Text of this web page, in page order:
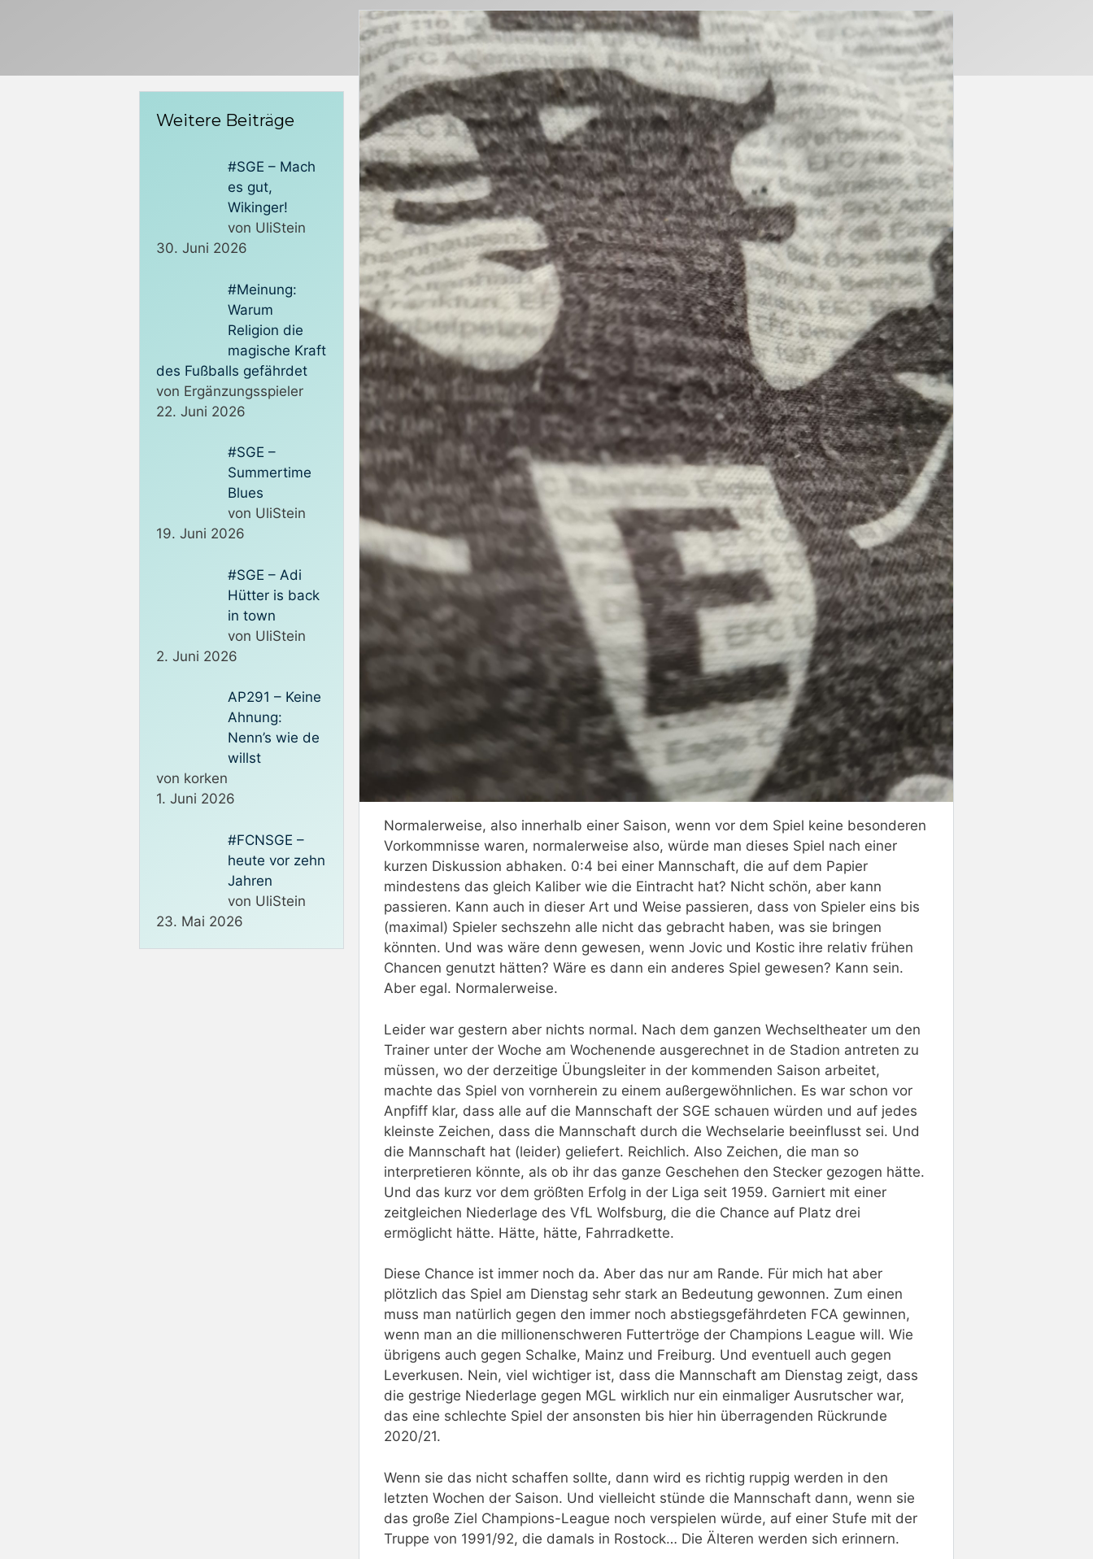
Normalerweise, also innerhalb einer Saison, wenn vor dem Spiel keine besonderen
Vorkommnisse waren, normalerweise also, würde man dieses Spiel nach einer
kurzen Diskussion abhaken. 0:4 bei einer Mannschaft, die auf dem Papier
mindestens das gleich Kaliber wie die Eintracht hat? Nicht schön, aber kann
passieren. Kann auch in dieser Art und Weise passieren, dass von Spieler eins bis
(maximal) Spieler sechszehn alle nicht das gebracht haben, was sie bringen
könnten. Und was wäre denn gewesen, wenn Jovic und Kostic ihre relativ frühen
Chancen genutzt hätten? Wäre es dann ein anderes Spiel gewesen? Kann sein.
Aber egal. Normalerweise.
Leider war gestern aber nichts normal. Nach dem ganzen Wechseltheater um den
Trainer unter der Woche am Wochenende ausgerechnet in de Stadion antreten zu
müssen, wo der derzeitige Übungsleiter in der kommenden Saison arbeitet,
machte das Spiel von vornherein zu einem außergewöhnlichen. Es war schon vor
Anpfiff klar, dass alle auf die Mannschaft der SGE schauen würden und auf jedes
kleinste Zeichen, dass die Mannschaft durch die Wechselarie beeinflusst sei. Und
die Mannschaft hat (leider) geliefert. Reichlich. Also Zeichen, die man so
interpretieren könnte, als ob ihr das ganze Geschehen den Stecker gezogen hätte.
Und das kurz vor dem größten Erfolg in der Liga seit 1959. Garniert mit einer
zeitgleichen Niederlage des VfL Wolfsburg, die die Chance auf Platz drei
ermöglicht hätte. Hätte, hätte, Fahrradkette.
Diese Chance ist immer noch da. Aber das nur am Rande. Für mich hat aber
plötzlich das Spiel am Dienstag sehr stark an Bedeutung gewonnen. Zum einen
muss man natürlich gegen den immer noch abstiegsgefährdeten FCA gewinnen,
wenn man an die millionenschweren Futtertröge der Champions League will. Wie
übrigens auch gegen Schalke, Mainz und Freiburg. Und eventuell auch gegen
Leverkusen. Nein, viel wichtiger ist, dass die Mannschaft am Dienstag zeigt, dass
die gestrige Niederlage gegen MGL wirklich nur ein einmaliger Ausrutscher war,
das eine schlechte Spiel der ansonsten bis hier hin überragenden Rückrunde
2020/21.
Wenn sie das nicht schaffen sollte, dann wird es richtig ruppig werden in den
letzten Wochen der Saison. Und vielleicht stünde die Mannschaft dann, wenn sie
das große Ziel Champions-League noch verspielen würde, auf einer Stufe mit der
Truppe von 1991/92, die damals in Rostock… Die Älteren werden sich erinnern.
Weitere Beiträge
#SGE – Mach
es gut,
Wikinger!
von UliStein
30. Juni 2026
#Meinung:
Warum
Religion die
magische Kraft
des Fußballs gefährdet
von Ergänzungsspieler
22. Juni 2026
#SGE –
Summertime
Blues
von UliStein
19. Juni 2026
#SGE – Adi
Hütter is back
in town
von UliStein
2. Juni 2026
AP291 – Keine
Ahnung:
Nenn’s wie de
willst
von korken
1. Juni 2026
#FCNSGE –
heute vor zehn
Jahren
von UliStein
23. Mai 2026